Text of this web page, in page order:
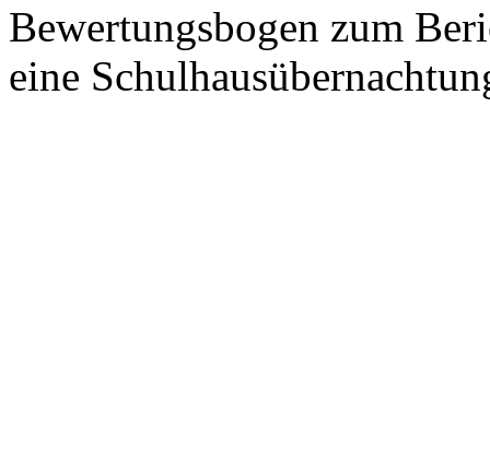
Bewertungsbogen zum
eine